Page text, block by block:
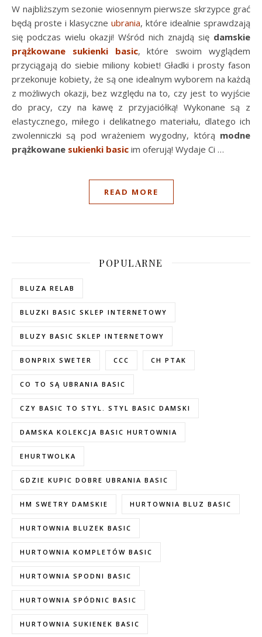
W najbliższym sezonie wiosennym pierwsze skrzypce grać
będą proste i klasyczne ubrania, które idealnie sprawdzają
się podczas wielu okazji! Wśród nich znajdą się damskie
prążkowane sukienki basic, które swoim wyglądem
przyciągają do siebie miliony kobiet! Gładki i prosty fason
przekonuje kobiety, że są one idealnym wyborem na każdą
z możliwych okazji, bez względu na to, czy jest to wyjście
do pracy, czy na kawę z przyjaciółką! Wykonane są z
elastycznego, miłego i delikatnego materiału, dlatego ich
zwolenniczki są pod wrażeniem wygodny, którą modne
prążkowane sukienki basic im oferują! Wydaje Ci …
READ MORE
POPULARNE
BLUZA RELAB
BLUZKI BASIC SKLEP INTERNETOWY
BLUZY BASIC SKLEP INTERNETOWY
BONPRIX SWETER CCC CH PTAK
CO TO SĄ UBRANIA BASIC
CZY BASIC TO STYL. STYL BASIC DAMSKI
DAMSKA KOLEKCJA BASIC HURTOWNIA
EHURTWOLKA
GDZIE KUPIC DOBRE UBRANIA BASIC
HM SWETRY DAMSKIE HURTOWNIA BLUZ BASIC
HURTOWNIA BLUZEK BASIC
HURTOWNIA KOMPLETÓW BASIC
HURTOWNIA SPODNI BASIC
HURTOWNIA SPÓDNIC BASIC
HURTOWNIA SUKIENEK BASIC